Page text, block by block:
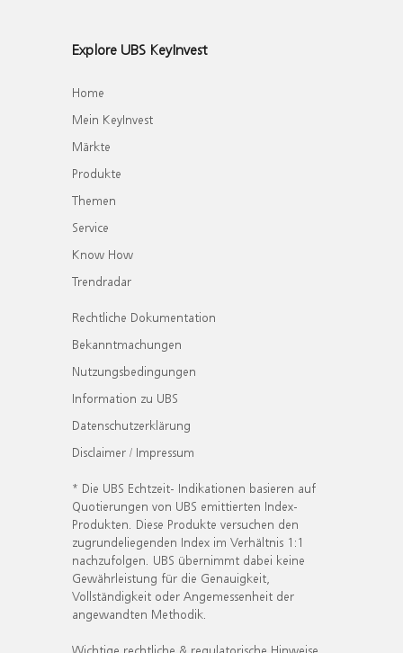
Explore UBS KeyInvest
Home
Mein KeyInvest
Märkte
Produkte
Themen
Service
Know How
Trendradar
Rechtliche Dokumentation
Bekanntmachungen
Nutzungsbedingungen
Information zu UBS
Datenschutzerklärung
Disclaimer / Impressum
* Die UBS Echtzeit- Indikationen basieren auf
Quotierungen von UBS emittierten Index-
Produkten. Diese Produkte versuchen den
zugrundeliegenden Index im Verhältnis 1:1
nachzufolgen. UBS übernimmt dabei keine
Gewährleistung für die Genauigkeit,
Vollständigkeit oder Angemessenheit der
angewandten Methodik.